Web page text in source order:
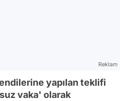
Reklam
yapılan teklifi
vaka' olarak